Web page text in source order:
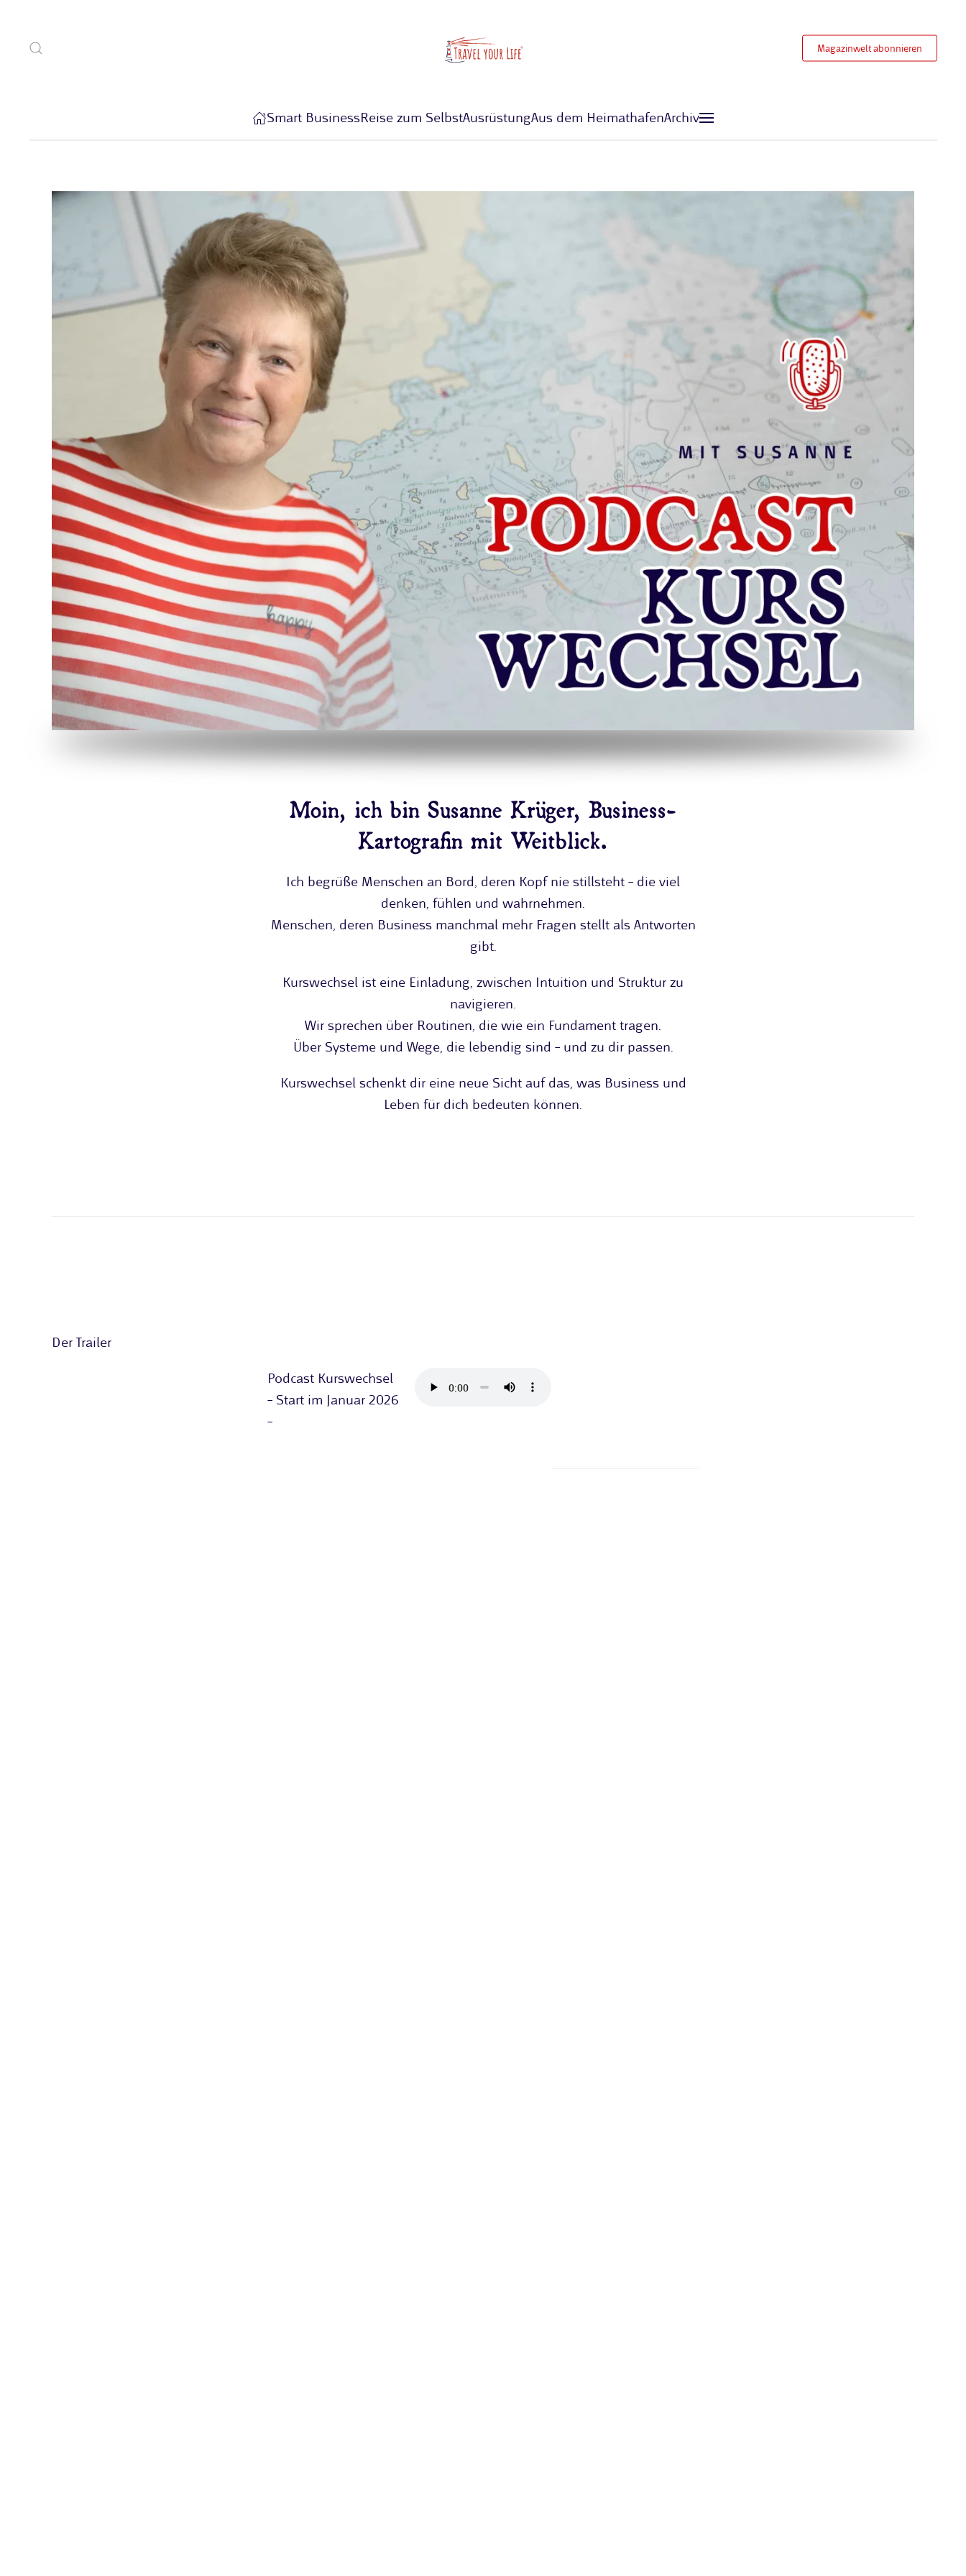
Zum Hauptinhalt springen Magazinwelt abonnieren
Smart BusinessReise zum SelbstAusrüstungAus dem HeimathafenArchiv
Moin, ich bin Susanne Krüger, Business-
Kartografin mit Weitblick.
Ich begrüße Menschen an Bord, deren Kopf nie stillsteht – die viel
denken, fühlen und wahrnehmen.
Menschen, deren Business manchmal mehr Fragen stellt als Antworten
gibt.
Kurswechsel ist eine Einladung, zwischen Intuition und Struktur zu
navigieren.
Wir sprechen über Routinen, die wie ein Fundament tragen.
Über Systeme und Wege, die lebendig sind – und zu dir passen.
Kurswechsel schenkt dir eine neue Sicht auf das, was Business und
Leben für dich bedeuten können.
Der Trailer
Podcast Kurswechsel
– Start im Januar 2026
–